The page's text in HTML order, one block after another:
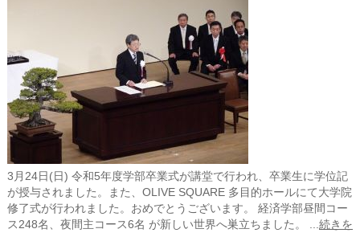
3月24日(日) 令和5年度学部卒業式が講堂で行われ、卒業生に学位記
が授与されました。また、OLIVE SQUARE 多目的ホールにて大学院
修了式が行われました。おめでとうございます。 経済学部昼間コー
ス248名、夜間主コース6名 が新しい世界へ巣立ちました。 ... 続きを